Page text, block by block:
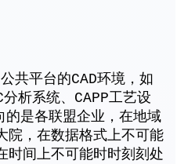
共平台的CAD环境，如
析系统、CAPP工艺设
的是各联盟企业，在地域
院，在数据格式上不可能
时间上不可能时时刻刻处